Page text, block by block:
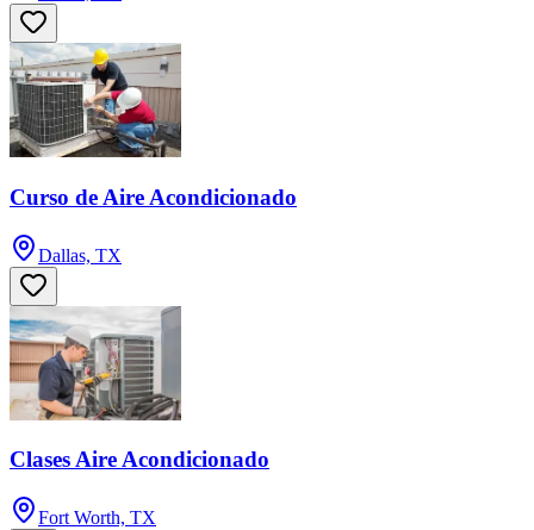
Curso de Aire Acondicionado
Dallas, TX
Clases Aire Acondicionado
Fort Worth, TX